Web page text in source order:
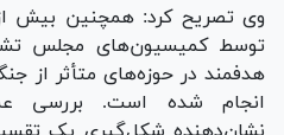
توسط کمیسیون‌های مجلس
هدفمند در حوزه‌های متأثر از
انجام شده است. بررسی